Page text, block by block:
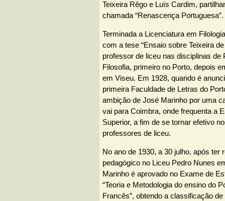
Teixeira Rêgo e Luís Cardim,
chamada “Renascença Portuguesa”.
Terminada a Licenciatura em
com a tese “Ensaio sobre Teixeira
professor de liceu nas disciplinas de
Filosofia, primeiro no Porto, depois
em Viseu. Em 1928, quando é
primeira Faculdade de Letras do
ambição de José Marinho por uma
vai para Coimbra, onde frequenta a
Superior, a fim de se tornar efetivo
professores de liceu.
No ano de 1930, a 30 julho, após ter
pedagógico no Liceu Pedro Nunes
Marinho é aprovado no Exame de
“Teoria e Metodologia do ensino do
Francês”, obtendo a classificação